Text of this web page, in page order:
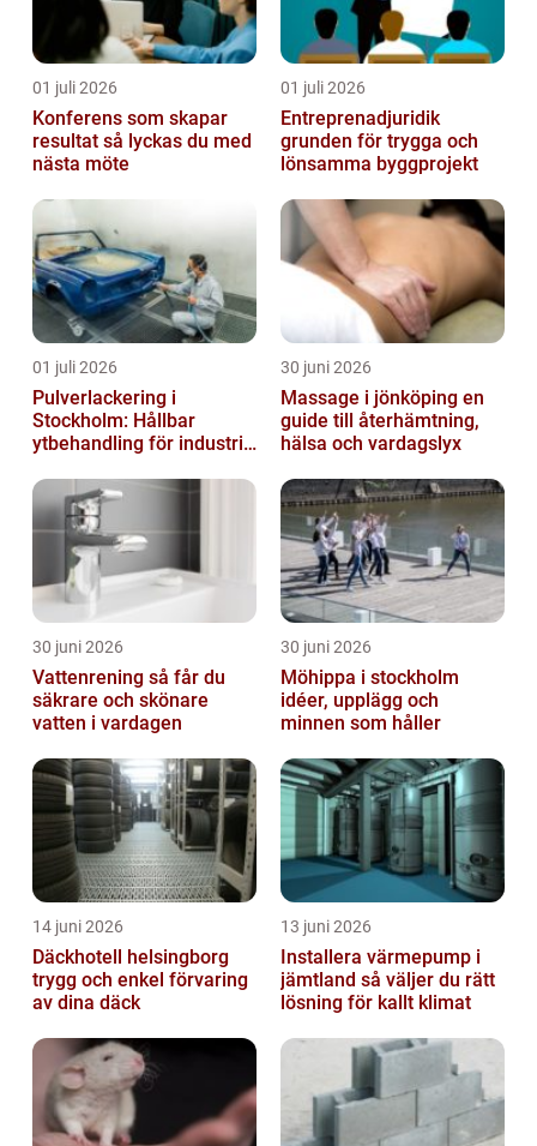
01 juli 2026
Konferens som skapar
resultat så lyckas du med
nästa möte
01 juli 2026
Entreprenadjuridik
grunden för trygga och
lönsamma byggprojekt
01 juli 2026
Pulverlackering i
Stockholm: Hållbar
ytbehandling för industri
30 juni 2026
Massage i jönköping en
guide till återhämtning,
hälsa och vardagslyx
30 juni 2026
Vattenrening så får du
säkrare och skönare
vatten i vardagen
30 juni 2026
Möhippa i stockholm
idéer, upplägg och
minnen som håller
14 juni 2026
Däckhotell helsingborg
trygg och enkel förvaring
av dina däck
13 juni 2026
Installera värmepump i
jämtland så väljer du rätt
lösning för kallt klimat